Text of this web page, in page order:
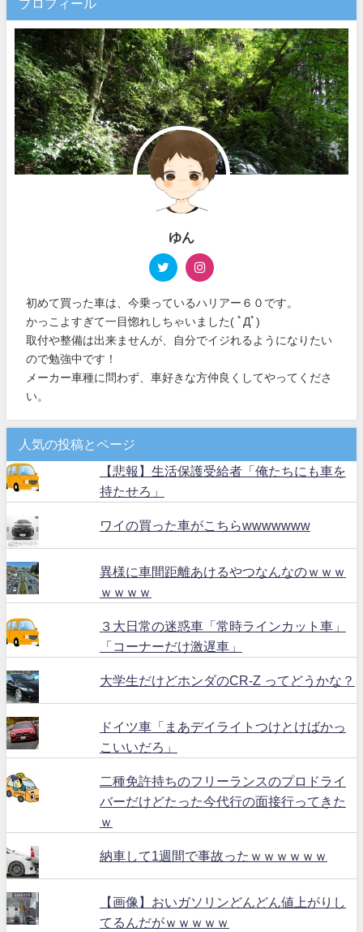
プロフィール
ゆん
初めて買った車は、今乗っているハリアー６０です。
かっこよすぎて一目惚れしちゃいました( ﾟДﾟ)
取付や整備は出来ませんが、自分でイジれるようになりたい
ので勉強中です！
メーカー車種に問わず、車好きな方仲良くしてやってくださ
い。
人気の投稿とページ
【悲報】生活保護受給者「俺たちにも車を
持たせろ」
ワイの買った車がこちらwwwwwww
異様に車間距離あけるやつなんなのｗｗｗ
ｗｗｗｗ
３大日常の迷惑車「常時ラインカット車」
「コーナーだけ激遅車」
大学生だけどホンダのCR-Z ってどうかな？
ドイツ車「まあデイライトつけとけばかっ
こいいだろ」
二種免許持ちのフリーランスのプロドライ
バーだけどたった今代行の面接行ってきた
ｗ
納車して1週間で事故ったｗｗｗｗｗｗ
【画像】おいガソリンどんどん値上がりし
てるんだがｗｗｗｗｗ